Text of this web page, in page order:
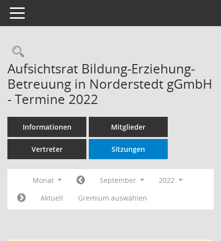
Toggle navigation
Rechercheauswahl
Aufsichtsrat Bildung-Erziehung-
Betreuung in Norderstedt gGmbH
- Termine 2022
Informationen Mitglieder
Vertreter Sitzungen
Monat September
2022
Aktuell
Gremium auswählen